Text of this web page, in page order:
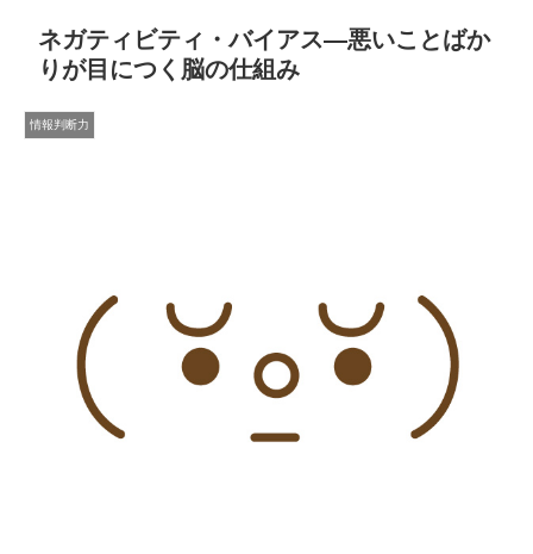
ネガティビティ・バイアス―悪いことばか
りが目につく脳の仕組み
情報判断力